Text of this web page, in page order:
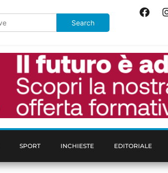
SPORT INCHIESTE EDITORIALE